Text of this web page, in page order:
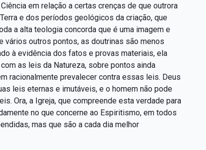
em relação a certas crenças de que outrora
e dos períodos geológicos da criação, que
a alta teologia concorda que é uma imagem e
vários outros pontos, as doutrinas são menos
à evidência dos fatos e provas materiais, ela
as leis da Natureza, sobre pontos ainda
racionalmente prevalecer contra essas leis. Deus
leis eternas e imutáveis, e o homem não pode
Ora, a Igreja, que compreende esta verdade para
no que concerne ao Espiritismo, em todos
mas que são a cada dia melhor